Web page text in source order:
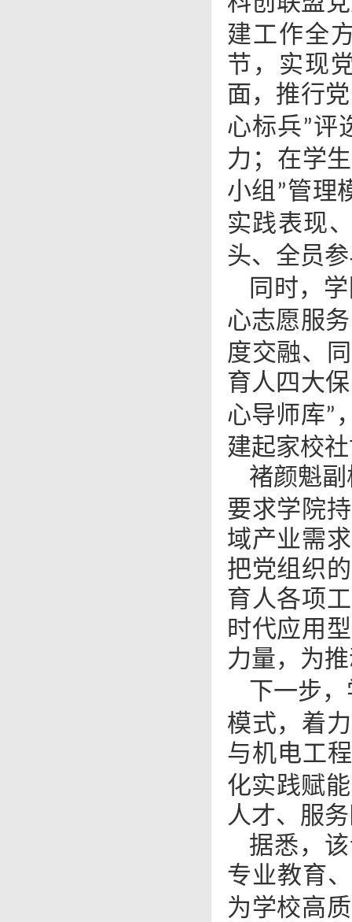
建工作全
节，实现
面，推行
心标兵”评
力；在学
小组 ”管理
实践表现
头、全员
同时，
心志愿服
度交融、
育人四大
心导师库”
建起家校
褚颜魁
要求学院
域产业需
把党组织
育人各项
时代应用
力量，为
下一步
模式，着
与机电工
化实践赋
人才、服
据悉，
专业教育
为学校高